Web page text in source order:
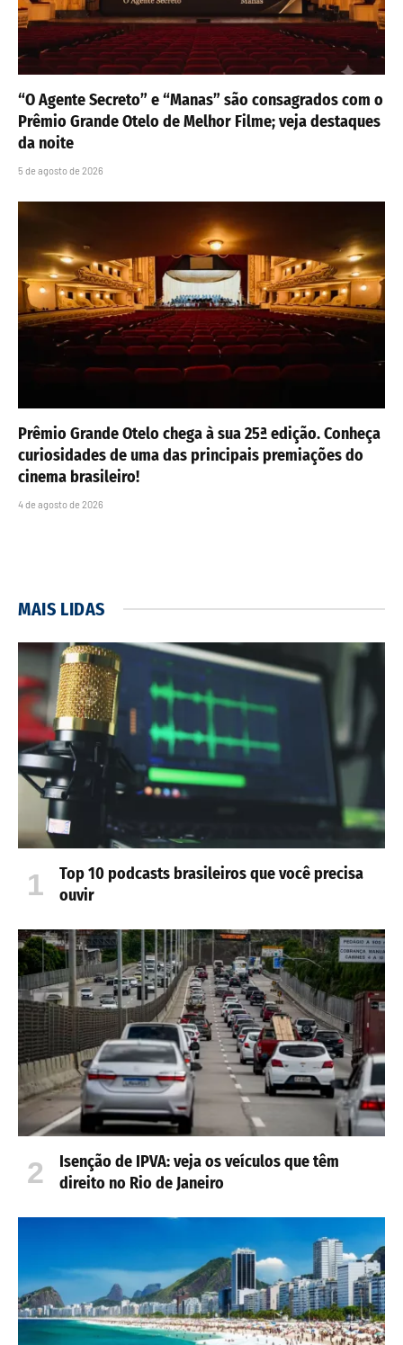
“O Agente Secreto” e “Manas” são consagrados com o
Prêmio Grande Otelo de Melhor Filme; veja destaques
da noite
5 de agosto de 2026
Prêmio Grande Otelo chega à sua 25ª edição. Conheça
curiosidades de uma das principais premiações do
cinema brasileiro!
4 de agosto de 2026
MAIS LIDAS
Top 10 podcasts brasileiros que você precisa
ouvir
Isenção de IPVA: veja os veículos que têm
direito no Rio de Janeiro